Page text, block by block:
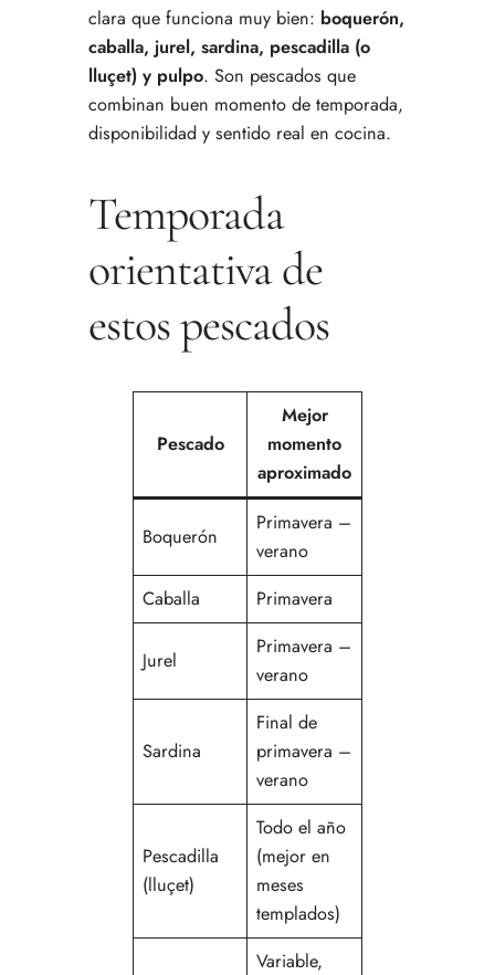
clara que funciona muy bien: boquerón,
caballa, jurel, sardina, pescadilla (o
lluçet) y pulpo. Son pescados que
combinan buen momento de temporada,
disponibilidad y sentido real en cocina.
Temporada
orientativa de
estos pescados
Pescado
Mejor
momento
aproximado
Boquerón
Primavera –
verano
Caballa
Primavera
Jurel
Primavera –
verano
Sardina
Final de
primavera –
verano
Pescadilla
(lluçet)
Todo el año
(mejor en
meses
templados)
Variable,